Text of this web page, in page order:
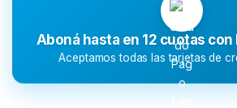
Aboná hasta en 12 cuotas
Aceptamos todas las tarjetas de